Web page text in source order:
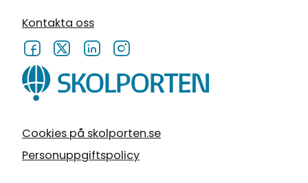
Cookies på skolporten.se
Personuppgiftspolicy
Kontakta oss